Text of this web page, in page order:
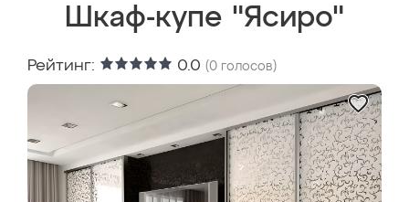
Шкаф-купе "Ясиро"
Рейтинг: 0.0 (0 голосов)